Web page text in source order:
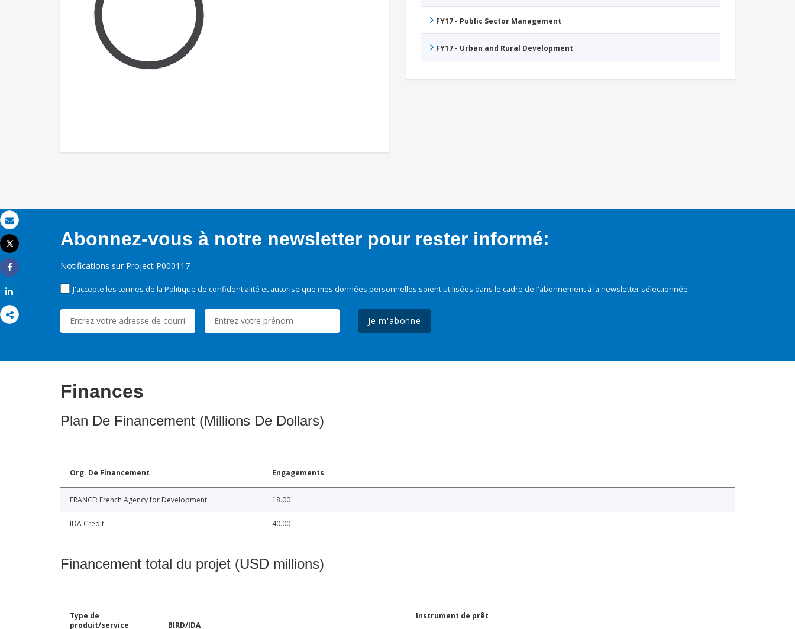
Email
Imprimer
Tweet
Share
FY17 - Public Sector Management
FY17 - Urban and Rural Development
Abonnez-vous à notre newsletter pour rester informé:
Notifications sur Project P000117
J'accepte les termes de la Politique de confidentialité et autorise que mes données personnelles soient utilisées dans le cadre de l'abonnement à la newsletter sélectionnée.
Je m'abonne
Finances
Plan De Financement (Millions De Dollars)
Org. De Financement Engagements
FRANCE: French Agency for Development 18.00
IDA Credit 40.00
Financement total du projet (USD millions)
Type de
produit/service
BIRD/IDA
Instrument de prêt